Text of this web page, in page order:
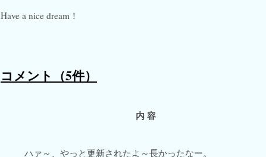
Have a nice dream！
コメント （5件）
内 容
ハァ～、やっと更新されたよ～長かったなー。